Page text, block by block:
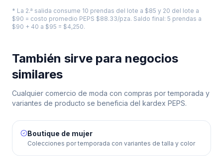
* La 2.ª salida consume 10 prendas del lote a $85 y 20 del lote a
$90 = costo promedio PEPS $88.33/pza. Saldo final: 5 prendas a
$90 + 40 a $95 = $4,250.
También sirve para negocios
similares
Cualquier comercio de moda con compras por temporada y
variantes de producto se beneficia del kardex PEPS.
Boutique de mujer
Colecciones por temporada con variantes de talla y color